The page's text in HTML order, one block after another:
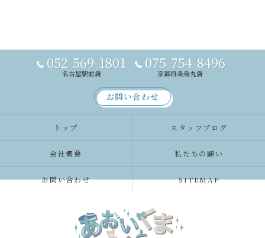
052-569-1801
名古屋駅前店
075-754-8496
京都四条烏丸店
お問い合わせ
トップ スタッフブログ
会社概要 私たちの願い
お問い合わせ SITEMAP